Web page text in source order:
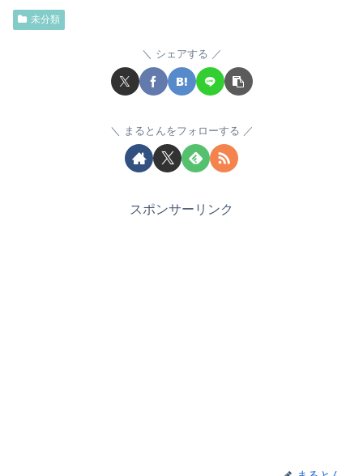
未分類
シェアする
まるとんをフォローする
スポンサーリンク